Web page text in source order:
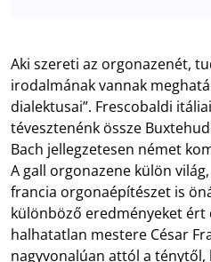
Aki szereti az orgonazenét,
irodalmának vannak
dialektusai”. Frescobaldi
tévesztenénk össze
Bach jellegzetesen német
A gall orgonazene külön
francia orgonaépítészet is
különböző eredményeket ért
halhatatlan mestere César
nagyvonalúan attól a